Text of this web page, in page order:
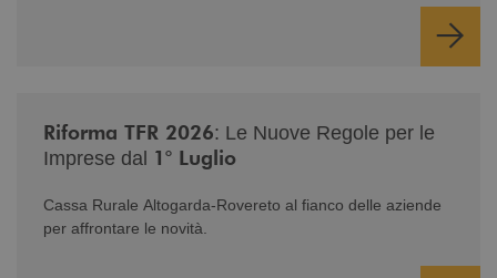
Riforma TFR 2026: Le Nuove Regole per le
Imprese dal 1° Luglio
Cassa Rurale Altogarda-Rovereto al fianco delle aziende
per affrontare le novità.